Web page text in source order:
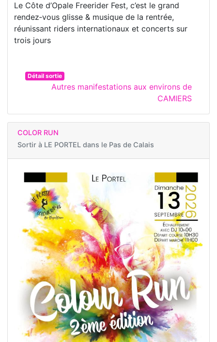
Le Côte d’Opale Freerider Fest, c’est le grand
rendez‑vous glisse & musique de la rentrée,
réunissant riders internationaux et concerts sur
trois jours
Détail sortie
Autres manifestations aux environs de
CAMIERS
COLOR RUN
Sortir à LE PORTEL dans le Pas de Calais